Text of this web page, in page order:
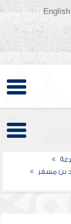
English
بن مسفر